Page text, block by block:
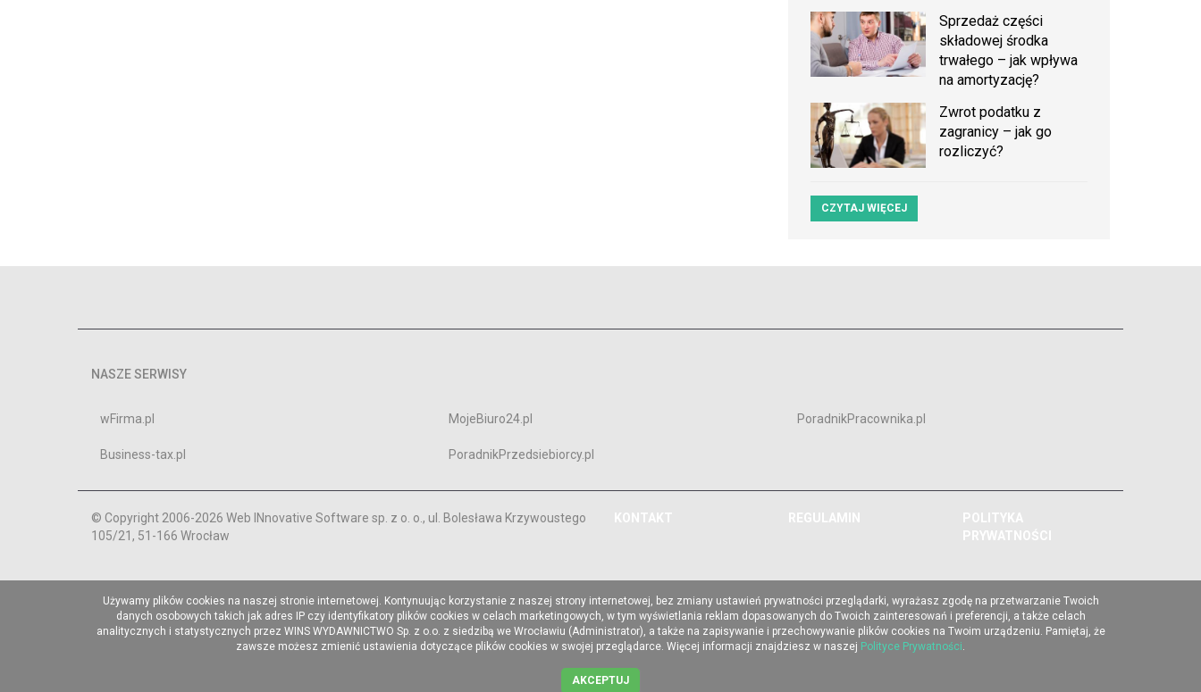
Sprzedaż części
składowej środka
trwałego – jak wpływa
na amortyzację?
Zwrot podatku z
zagranicy – jak go
rozliczyć?
CZYTAJ WIĘCEJ
NASZE SERWISY
wFirma.pl
Business-tax.pl
MojeBiuro24.pl
PoradnikPrzedsiebiorcy.pl
PoradnikPracownika.pl
© Copyright 2006-2026 Web INnovative Software sp. z o. o., ul. Bolesława Krzywoustego
105/21, 51-166 Wrocław
KONTAKT REGULAMIN
POLITYKA
PRYWATNOŚCI
Używamy plików cookies na naszej stronie internetowej. Kontynuując korzystanie z naszej strony internetowej, bez zmiany ustawień prywatności przeglądarki, wyrażasz zgodę na przetwarzanie Twoich
danych osobowych takich jak adres IP czy identyfikatory plików cookies w celach marketingowych, w tym wyświetlania reklam dopasowanych do Twoich zainteresowań i preferencji, a także celach
analitycznych i statystycznych przez WINS WYDAWNICTWO Sp. z o.o. z siedzibą we Wrocławiu (Administrator), a także na zapisywanie i przechowywanie plików cookies na Twoim urządzeniu. Pamiętaj, że
zawsze możesz zmienić ustawienia dotyczące plików cookies w swojej przeglądarce. Więcej informacji znajdziesz w naszej Polityce Prywatności.
AKCEPTUJ